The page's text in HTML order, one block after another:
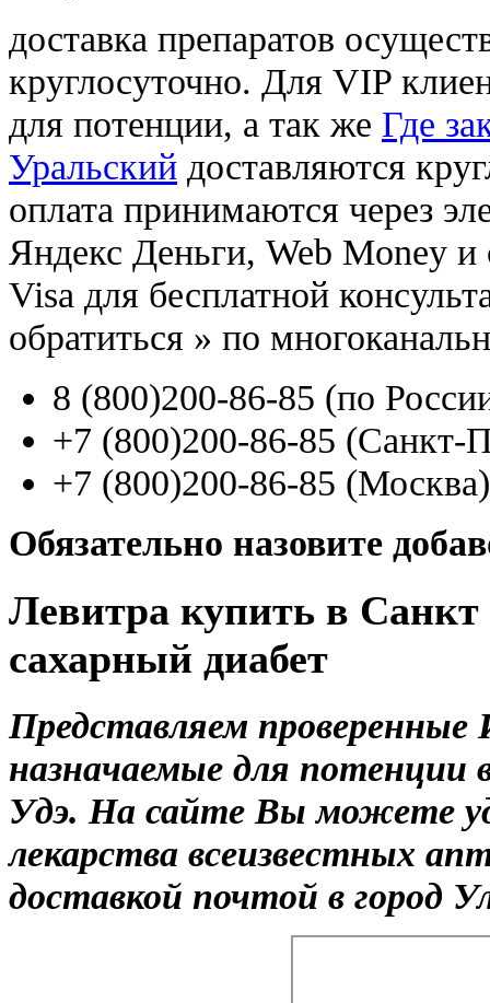
доставка препаратов
круглосуточно. Для VIP
для потенции, а так же Где
Уральский доставляются
оплата принимаются через
Яндекс Деньги, Web Money и
Visa для бесплатной
обратиться » по
8 (800)200-86-85 (по
+7 (800)200-86-85 (Санкт-
+7 (800)200-86-85 (Москва)
Обязательно назовите
Левитра купить в Санкт
сахарный диабет
Представляем
назначаемые для потенции
Удэ. На сайте Вы можете
лекарства всеизвестных
доставкой почтой в город